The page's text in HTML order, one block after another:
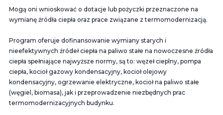
Mogą oni wnioskować o dotacje lub pożyczki przeznaczone na
wymianę źródła ciepła oraz prace związane z termomodernizacją.
Program oferuje dofinansowanie wymiany starych i
nieefektywnych źródeł ciepła na paliwo stałe na nowoczesne źródła
ciepła spełniające najwyższe normy, są to: węzeł cieplny, pompa
ciepła, kocioł gazowy kondensacyjny, kocioł olejowy
kondensacyjny, ogrzewanie elektryczne, kocioł na paliwo stałe
(węgiel, biomasa), jak i przeprowadzenie niezbędnych prac
termomodernizacyjnych budynku.